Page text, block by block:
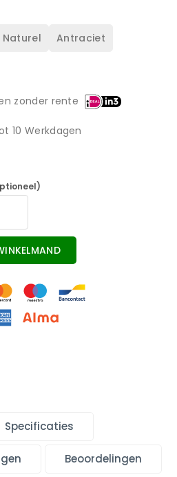
Naturel
Antraciet
zonder rente
10 Werkdagen
Specificaties
Beoordelingen